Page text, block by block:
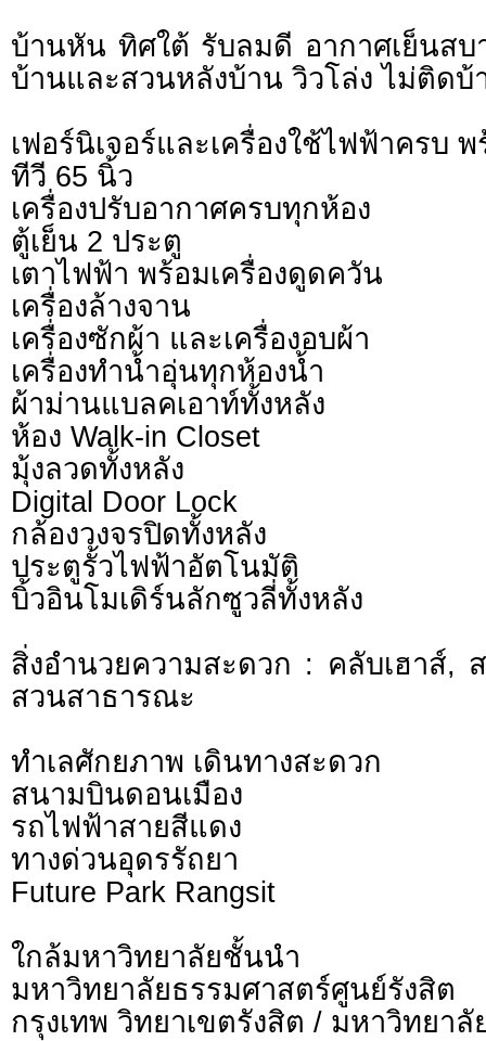
บ้านหัน ทิศใต้ รับลมดี อากาศเย็นส
บ้านและสวนหลังบ้าน วิวโล่ง ไม่ติดบ้
เฟอร์นิเจอร์และเครื่องใช้ไฟฟ้าครบ พ
ทีวี 65 นิ้ว
เครื่องปรับอากาศครบทุกห้อง
ตู้เย็น 2 ประตู
เตาไฟฟ้า พร้อมเครื่องดูดควัน
เครื่องล้างจาน
เครื่องซักผ้า และเครื่องอบผ้า
เครื่องทำน้ำอุ่นทุกห้องน้ำ
ผ้าม่านแบลคเอาท์ทั้งหลัง
ห้อง Walk-in Closet
มุ้งลวดทั้งหลัง
Digital Door Lock
กล้องวงจรปิดทั้งหลัง
ประตูรั้วไฟฟ้าอัตโนมัติ
บิ้วอินโมเดิร์นลักซูวลี่ทั้งหลัง
สิ่งอำนวยความสะดวก : คลับเฮาส์,
สวนสาธารณะ
ทำเลศักยภาพ เดินทางสะดวก
สนามบินดอนเมือง
รถไฟฟ้าสายสีแดง
ทางด่วนอุดรรัถยา
Future Park Rangsit
ใกล้มหาวิทยาลัยชั้นนำ
มหาวิทยาลัยธรรมศาสตร์ศูนย์รั
กรุงเทพ วิทยาเขตรังสิต / มหาวิทยา